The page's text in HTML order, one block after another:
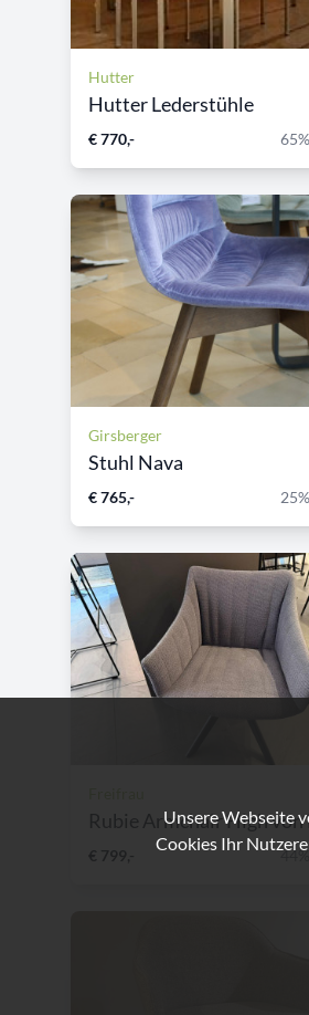
Hutter
Hutter Lederstühle
€ 770,-
Girsberger
Stuhl Nava
€ 765,-
Rubie Armchair High von
€ 799,-
Unsere Webseite
Cookies Ihr